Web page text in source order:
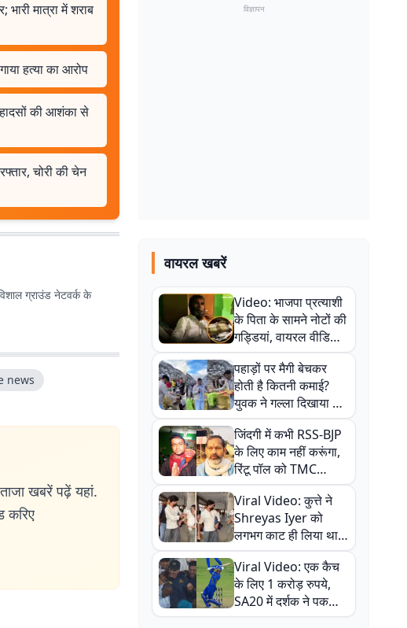
मात्रा में शराब
हत्या का आरोप
की आशंका से
चोरी की चेन
ग्राउंड नेटवर्क के
news
खबरें पढ़ें यहां.
करिए
विज्ञापन
वायरल खबरें
Video: भाजपा प्रत्याशी
के पिता के सामने नोटों की
गड्डियां, वायरल वीडियो
से राजनीति में उबाल,
अजित महतो बोले- TMC
की गंदी चाल
पहाड़ों पर मैगी बेचकर
होती है कितनी कमाई?
युवक ने गल्ला दिखाया तो
नौकरी वालों के खड़े हो गए
कान
जिंदगी में कभी RSS-BJP
के लिए काम नहीं करूंगा,
रिंटू पॉल को TMC
ऑफिस में ले जाकर पीटा,
Video वायरल
Viral Video: कुत्ते ने
Shreyas Iyer को
लगभग काट ही लिया था,
न्यूजीलैंड सीरीज से पहले
बाल-बाल बचे
Viral Video: एक कैच
के लिए 1 करोड़ रुपये,
SA20 में दर्शक ने पकड़ा
एक हाथ से गजब का कैच